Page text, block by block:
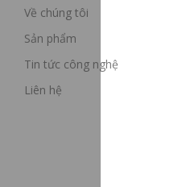
Về chúng tôi
Sản phẩm
Tin tức công nghệ
Liên hệ